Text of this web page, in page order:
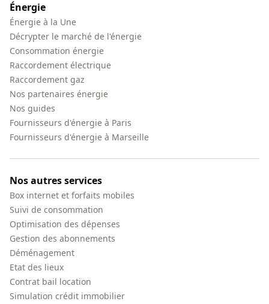
Énergie
Énergie à la Une
Décrypter le marché de l'énergie
Consommation énergie
Raccordement électrique
Raccordement gaz
Nos partenaires énergie
Nos guides
Fournisseurs d'énergie à Paris
Fournisseurs d'énergie à Marseille
Nos autres services
Box internet et forfaits mobiles
Suivi de consommation
Optimisation des dépenses
Gestion des abonnements
Déménagement
Etat des lieux
Contrat bail location
Simulation crédit immobilier